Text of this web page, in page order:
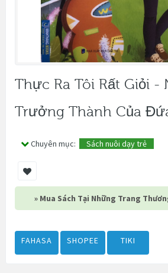
Thực Ra Tôi Rất Giỏi -
Trưởng Thành Của
Chuyên mục: Sách nuôi dạy trẻ
» Mua Sách Tại Những Trang
FAHASA SHOPEE TIKI